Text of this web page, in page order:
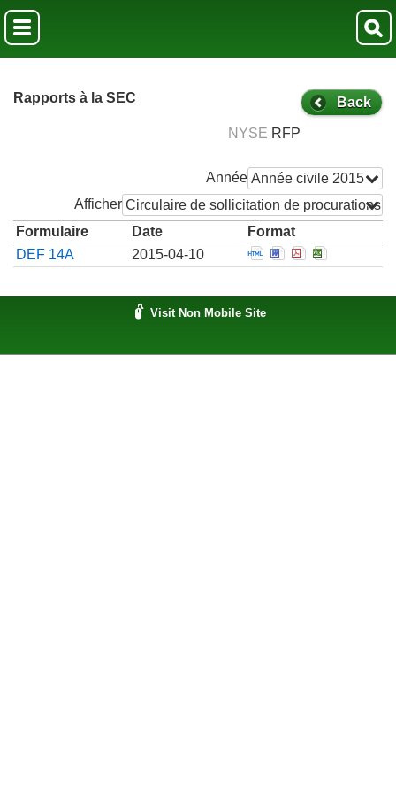
Rapports à la SEC Back
NYSE RFP
Année Année civile 2015
Afficher Circulaire de sollicitation de procurations
Formulaire
Date
Format
DEF 14A
2015-04-10 Open Official
Open Official
OpenOpen
Visit Non Mobile Site